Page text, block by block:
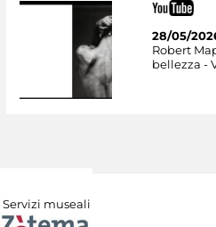
28/05/
Robert
bellezza -
Servizi museali